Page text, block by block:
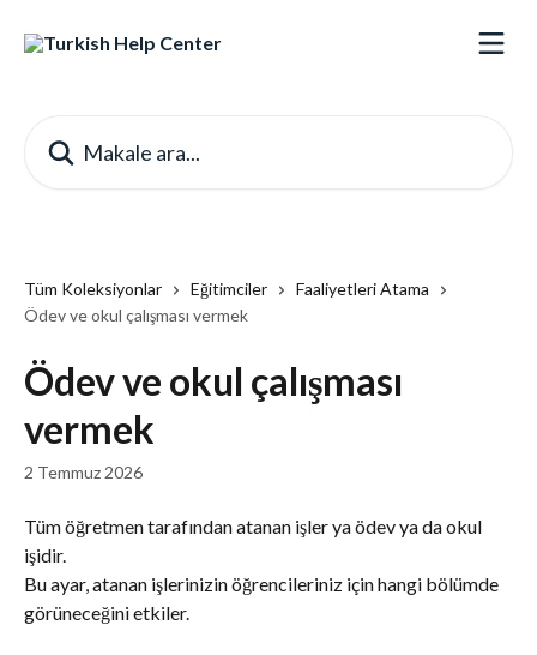
Tüm Koleksiyonlar Eğitimciler
Faaliyetleri Atama
Ödev ve okul çalışması vermek
Ödev ve okul çalışması
vermek
2 Temmuz 2026
Tüm öğretmen tarafından atanan işler ya ödev ya da okul
işidir.
Bu ayar, atanan işlerinizin öğrencileriniz için hangi bölümde
görüneceğini etkiler.